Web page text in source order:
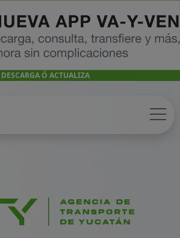
DESCARGA Ó ACTUALIZA